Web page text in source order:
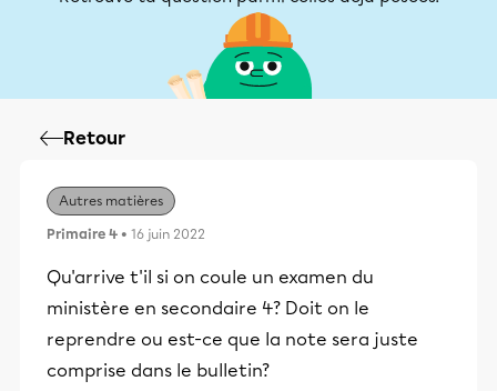
Retour
Autres matières
Primaire 4 • 16 juin 2022
Qu'arrive t'il si on coule un examen du
ministère en secondaire 4? Doit on le
reprendre ou est-ce que la note sera juste
comprise dans le bulletin?